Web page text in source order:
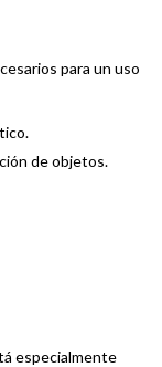
para un uso
de objetos.
especialmente